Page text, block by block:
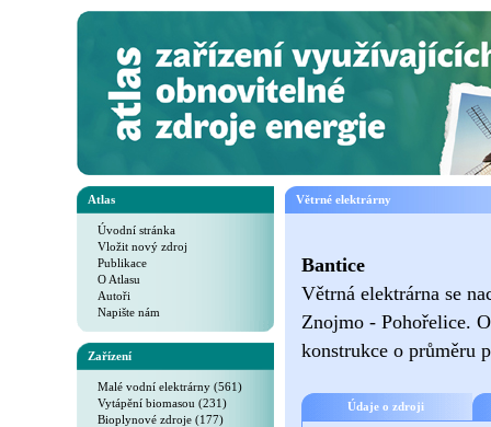
Atlas
Úvodní stránka
Vložit nový zdroj
Publikace
O Atlasu
Autoři
Napište nám
Zařízení
Malé vodní elektrárny (561)
Vytápění biomasou (231)
Bioplynové zdroje (177)
Větrné elektrárny
Bantice
Větrná elektrárna se
Znojmo - Pohořelice.
konstrukce o průměru
Údaje o zdroji